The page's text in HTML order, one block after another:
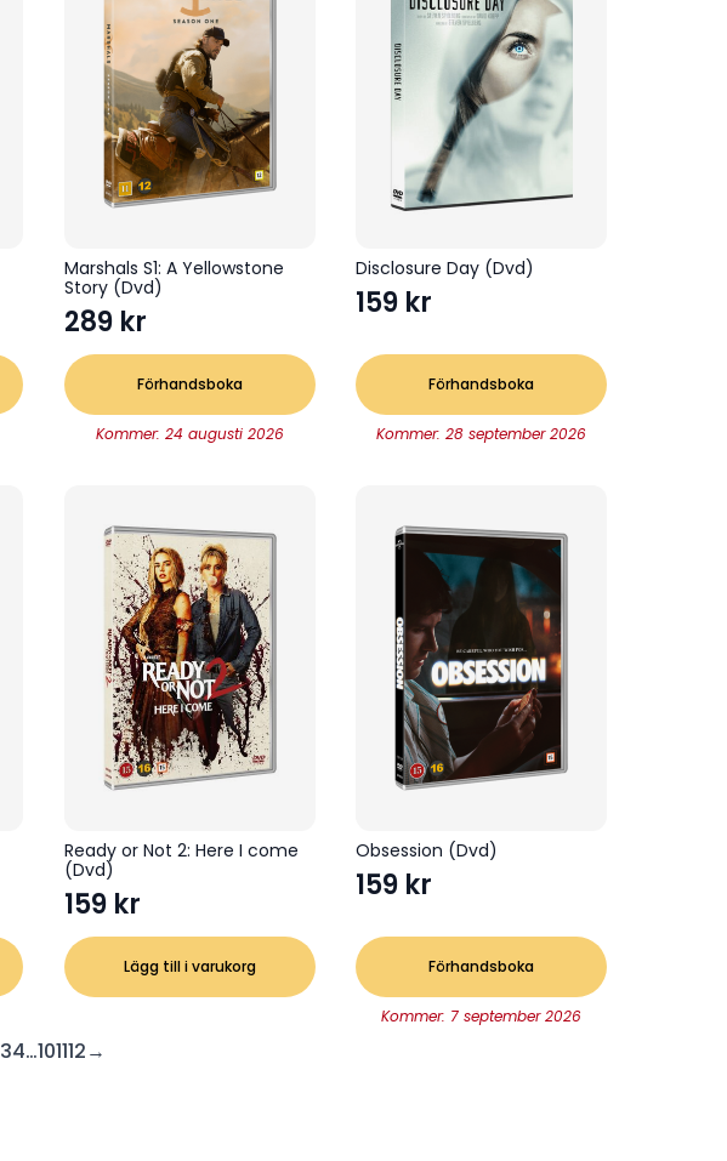
Marshals S1: A Yellowstone
Story (Dvd)
289 kr
Förhandsboka
Kommer: 24 augusti 2026
Disclosure Day (Dvd)
159 kr
Förhandsboka
Kommer: 28 september 2026
Ready or Not 2: Here I come
(Dvd)
159 kr
Lägg till i varukorg
Obsession (Dvd)
159 kr
Förhandsboka
Kommer: 7 september 2026
34…101112→